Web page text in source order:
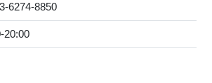
6274-8850
20:00